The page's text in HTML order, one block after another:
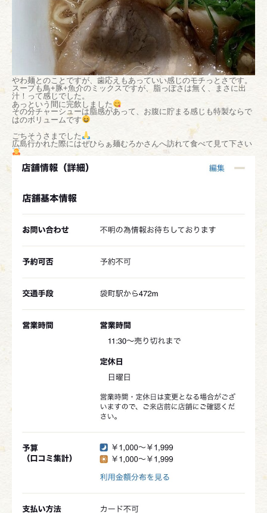
やわ麺とのことですが、歯応えもあっていい感じのモチっとさです。
スープも鳥+豚+魚介のミックスですが、脂っぽさは無く、まさに出
汁！って感じでした。
あっという間に完飲しました
その分チャーシューは脂感があって、お腹に貯まる感じも特製ならで
はのボリュームです
ごちそうさまでした
広島行かれた際にはぜひらぁ麺むろかさんへ訪れて食べて見て下さい